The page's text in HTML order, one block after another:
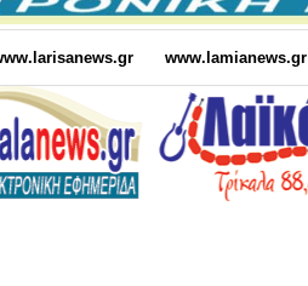
www.lamianews.gr